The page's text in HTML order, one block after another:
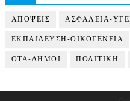
ΑΠΟΨΕΙΣ ΑΣΦΑΛΕΙΑ-
ΕΚΠΑΙΔΕΥΣΗ-ΟΙΚΟΓΕΝΕΙΑ
ΟΤΑ-ΔΗΜΟΙ ΠΟΛΙΤΙΚΗ